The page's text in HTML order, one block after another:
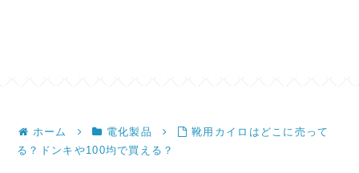
ホーム 電化製品
靴用カイロはどこに売って
る？ドンキや100均で買える？